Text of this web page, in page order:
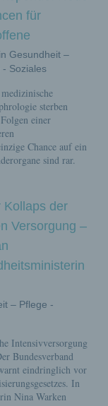
für
Gesundheit –
- Soziales
sterben
einer
Chance auf ein
sind rar.
Kollaps der
Versorgung –
– Pflege -
Intensivversorgung
Bundesverband
eindringlich vor
In
Nina Warken